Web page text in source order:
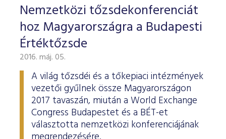
Nemzetközi tőzsdekonferenciát
hoz Magyarországra a Budapesti
Értéktőzsde
2016. máj. 05.
A világ tőzsdéi és a tőkepiaci intézmények
vezetői gyűlnek össze Magyarországon
2017 tavaszán, miután a World Exchange
Congress Budapestet és a BÉT-et
választotta nemzetközi konferenciájának